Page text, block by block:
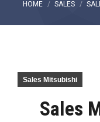
You are here:
HOME SALES
Sales Mitsubishi
Sales